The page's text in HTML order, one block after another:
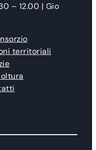
– 12.00 | Gio
territoriali